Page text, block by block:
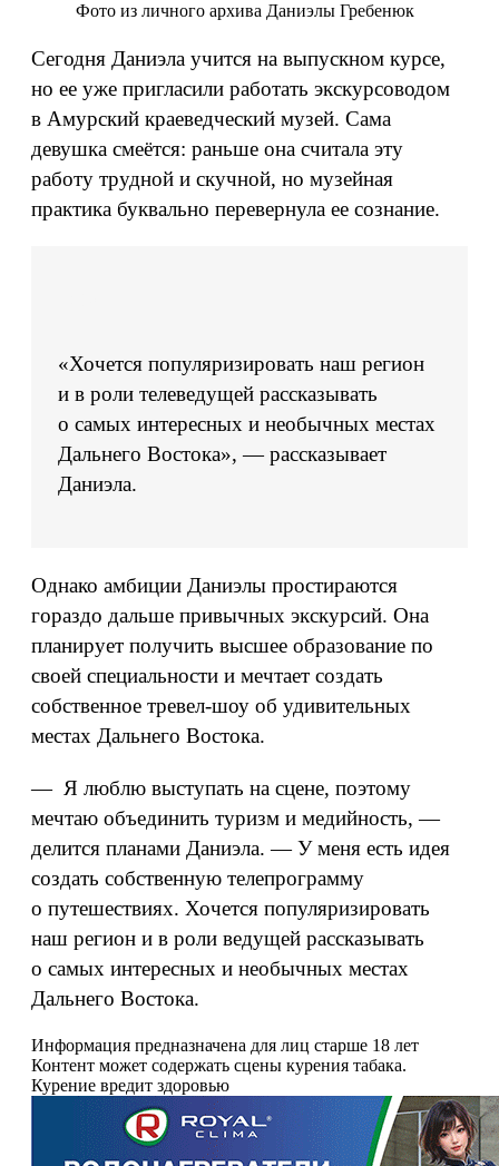
Фото из личного архива Даниэлы Гребенюк
Сегодня Даниэла учится на выпускном курсе,
но ее уже пригласили работать экскурсоводом
в Амурский краеведческий музей. Сама
девушка смеётся: раньше она считала эту
работу трудной и скучной, но музейная
практика буквально перевернула ее сознание.
«Хочется популяризировать наш регион
и в роли телеведущей рассказывать
о самых интересных и необычных местах
Дальнего Востока», — рассказывает
Даниэла.
Однако амбиции Даниэлы простираются
гораздо дальше привычных экскурсий. Она
планирует получить высшее образование по
своей специальности и мечтает создать
собственное тревел-шоу об удивительных
местах Дальнего Востока.
— Я люблю выступать на сцене, поэтому
мечтаю объединить туризм и медийность, —
делится планами Даниэла. — У меня есть идея
создать собственную телепрограмму
о путешествиях. Хочется популяризировать
наш регион и в роли ведущей рассказывать
о самых интересных и необычных местах
Дальнего Востока.
Информация предназначена для лиц старше 18 лет
Контент может содержать сцены курения табака.
Курение вредит здоровью